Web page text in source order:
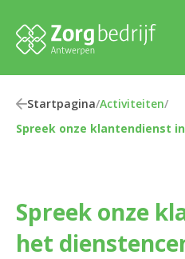
Startpagina/Activiteiten/
Spreek onze klantendienst
Spreek onze klantendienst in
het